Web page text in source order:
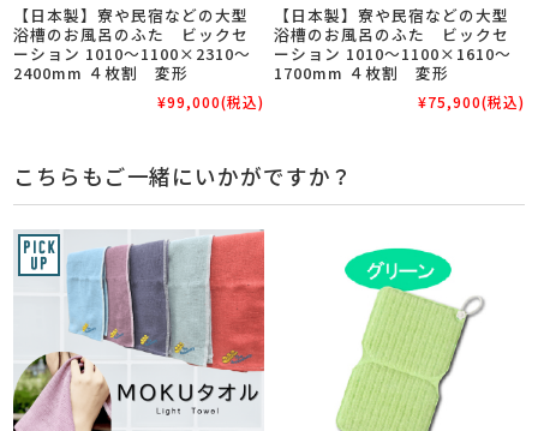
【日本製】寮や民宿などの大型
浴槽のお風呂のふた ビックセ
ーション 1010～1100×2310～
2400mm ４枚割 変形
¥99,000(税込)
【日本製】寮や民宿などの大型
浴槽のお風呂のふた ビックセ
ーション 1010～1100×1610～
1700mm ４枚割 変形
¥75,900(税込)
こちらもご一緒にいかがですか？